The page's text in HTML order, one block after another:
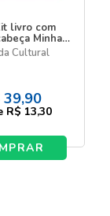
livro com
Minhas
palavras - Kit
Cultural
39,90
R$ 13,30